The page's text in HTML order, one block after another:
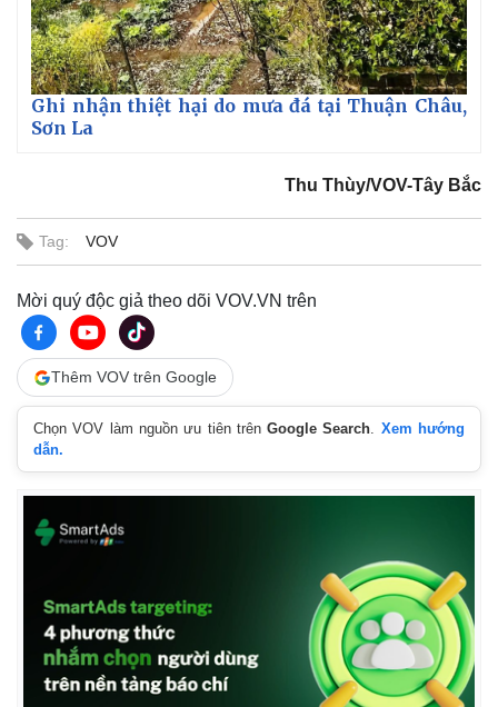
Giá cà phê
Ghi nhận thiệt hại do mưa đá tại Thuận Châu,
Sơn La
Thu Thùy/VOV-Tây Bắc
Tag: VOV
Mời quý độc giả theo dõi VOV.VN trên
Thêm VOV trên Google
Chọn VOV làm nguồn ưu tiên trênGoogle Search. Xem hướng
dẫn.